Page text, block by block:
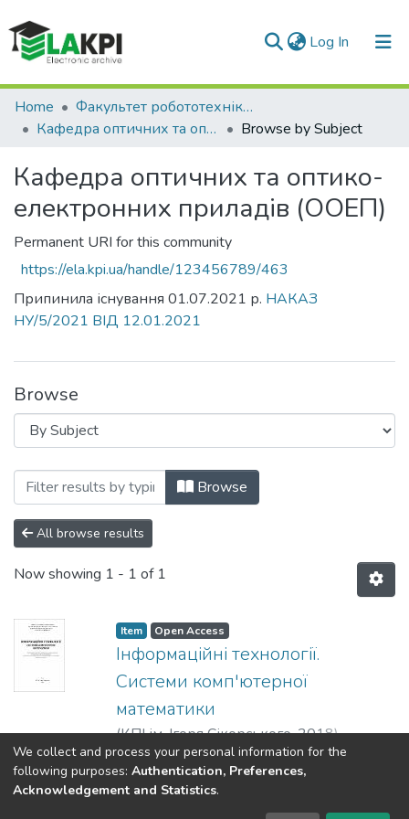
Log In (current)
Communities & Collections
All of DSpace
Home
Факультет робототехніки та приладобудування (ФРП)
Кафедра оптичних та оптико-електронних приладів (ООЕП)
Browse by Subject
Кафедра оптичних та оптико-
електронних приладів (ООЕП)
Permanent URI for this community
https://ela.kpi.ua/handle/123456789/463
Припинила існування 01.07.2021 р. НАКАЗ
НУ/5/2021 ВІД 12.01.2021
Browse
Browsing Кафедра оптичних та
Browse
All browse results
Now showing 1 - 1 of 1
Item Open Access
Інформаційні технології.
Системи комп'ютерної
математики
(КПІ ім. Ігоря Сікорського,2018)
Кравченко, Ігор Володимирович;
Микитенко, Володимир Іванович
Show more
We collect and process your personal information for the
following purposes: Authentication, Preferences,
Acknowledgement and Statistics.